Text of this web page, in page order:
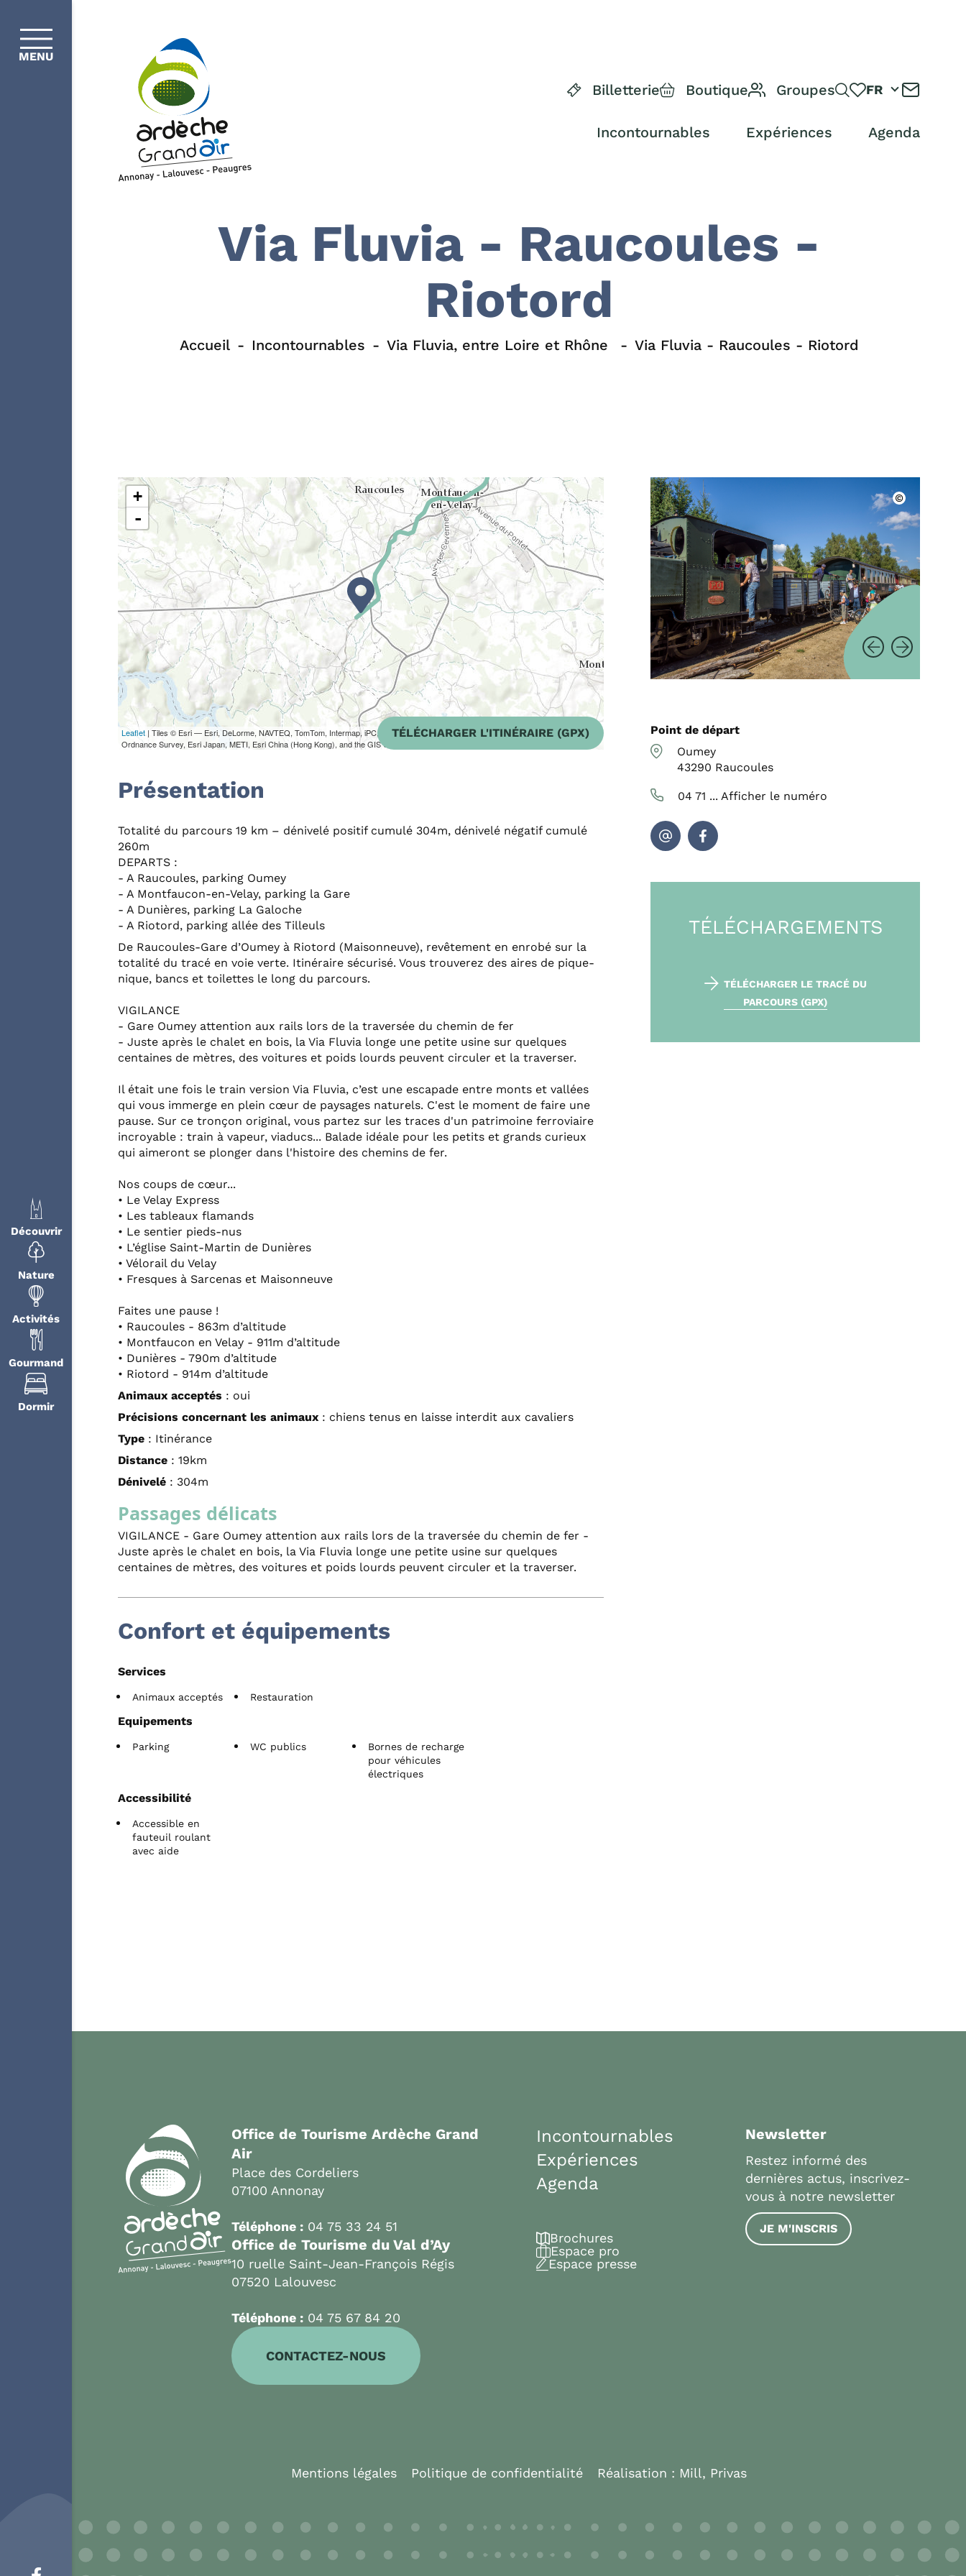
Billetterie Boutique Groupes FR
Incontournables Expériences Agenda
MENU
Découvrir
Nature
Activités
Gourmand
Dormir
Via Fluvia - Raucoules -
Riotord
Accueil Incontournables Via Fluvia, entre Loire et Rhône Via Fluvia - Raucoules - Riotord
+
-
Leaflet | Tiles © Esri — Esri, DeLorme, NAVTEQ, TomTom, Intermap, iPC, USGS, FAO, NPS, NRCAN, GeoBase, Kadaster NL,
Ordnance Survey, Esri Japan, METI, Esri China (Hong Kong), and the GIS User Community
TÉLÉCHARGER L'ITINÉRAIRE (GPX)
Présentation
Totalité du parcours 19 km – dénivelé positif cumulé 304m, dénivelé négatif cumulé
260m
DEPARTS :
- A Raucoules, parking Oumey
- A Montfaucon-en-Velay, parking la Gare
- A Dunières, parking La Galoche
- A Riotord, parking allée des Tilleuls
De Raucoules-Gare d’Oumey à Riotord (Maisonneuve), revêtement en enrobé sur la
totalité du tracé en voie verte. Itinéraire sécurisé. Vous trouverez des aires de pique-
nique, bancs et toilettes le long du parcours.
VIGILANCE
- Gare Oumey attention aux rails lors de la traversée du chemin de fer
- Juste après le chalet en bois, la Via Fluvia longe une petite usine sur quelques
centaines de mètres, des voitures et poids lourds peuvent circuler et la traverser.
Il était une fois le train version Via Fluvia, c’est une escapade entre monts et vallées
qui vous immerge en plein cœur de paysages naturels. C'est le moment de faire une
pause. Sur ce tronçon original, vous partez sur les traces d'un patrimoine ferroviaire
incroyable : train à vapeur, viaducs... Balade idéale pour les petits et grands curieux
qui aimeront se plonger dans l'histoire des chemins de fer.
Nos coups de cœur...
• Le Velay Express
• Les tableaux flamands
• Le sentier pieds-nus
• L’église Saint-Martin de Dunières
• Vélorail du Velay
• Fresques à Sarcenas et Maisonneuve
Faites une pause !
• Raucoules - 863m d’altitude
• Montfaucon en Velay - 911m d’altitude
• Dunières - 790m d’altitude
• Riotord - 914m d’altitude
Animaux acceptés : oui
Précisions concernant les animaux : chiens tenus en laisse interdit aux cavaliers
Type : Itinérance
Distance : 19km
Dénivelé : 304m
Passages délicats
VIGILANCE - Gare Oumey attention aux rails lors de la traversée du chemin de fer -
Juste après le chalet en bois, la Via Fluvia longe une petite usine sur quelques
centaines de mètres, des voitures et poids lourds peuvent circuler et la traverser.
Confort et équipements
Services
Animaux acceptés Restauration
Equipements
Parking WC publics
Bornes de recharge
pour véhicules
électriques
Accessibilité
Accessible en
fauteuil roulant
avec aide
Point de départ
Oumey
43290 Raucoules
04 71 ... Afficher le numéro
TÉLÉCHARGEMENTS
TÉLÉCHARGER LE TRACÉ DU
PARCOURS (GPX)
Office de Tourisme Ardèche Grand
Air
Place des Cordeliers
07100 Annonay
Téléphone : 04 75 33 24 51
Office de Tourisme du Val d’Ay
10 ruelle Saint-Jean-François Régis
07520 Lalouvesc
Téléphone : 04 75 67 84 20
CONTACTEZ-NOUS
Incontournables
Expériences
Agenda
Brochures
Espace pro
Espace presse
Newsletter
Restez informé des
dernières actus, inscrivez-
vous à notre newsletter
JE M'INSCRIS
Mentions légales Politique de confidentialité Réalisation : Mill, Privas